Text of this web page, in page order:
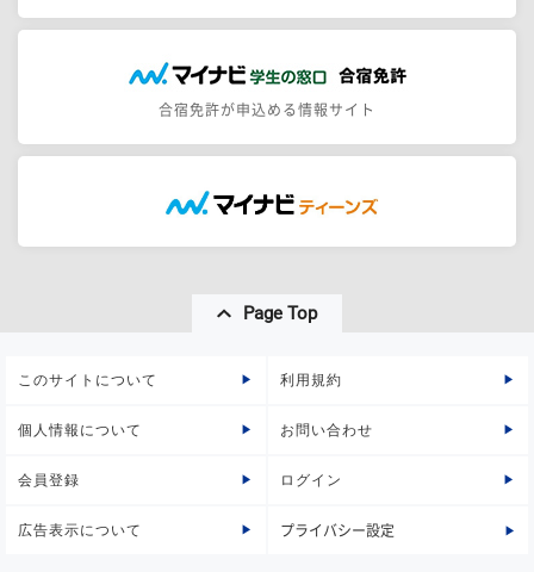
合宿免許が申込める情報サイト
Page Top
このサイトについて 利用規約
個人情報について お問い合わせ
会員登録 ログイン
広告表示について プライバシー設定